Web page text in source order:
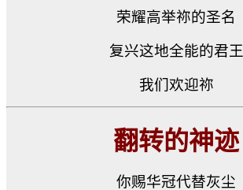
荣耀高举祢的圣名
复兴这地全能的君王
我们欢迎祢
翻转的神迹
你赐华冠代替灰尘